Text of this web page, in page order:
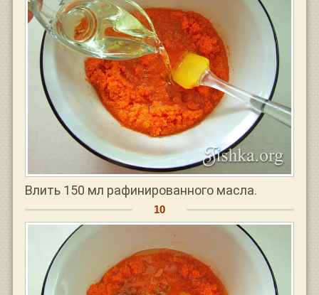
Влить 150 мл рафинированного масла.